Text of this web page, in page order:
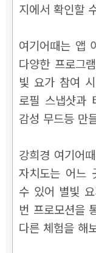
지에서 확인할
여기어때는 앱
다양한 프로그
빛 요가 참여
로필 스냅샷과
감성 무드등 만
강희경 여기어
자치도는 어느
수 있어 별빛
번 프로모션을
다른 체험을 해